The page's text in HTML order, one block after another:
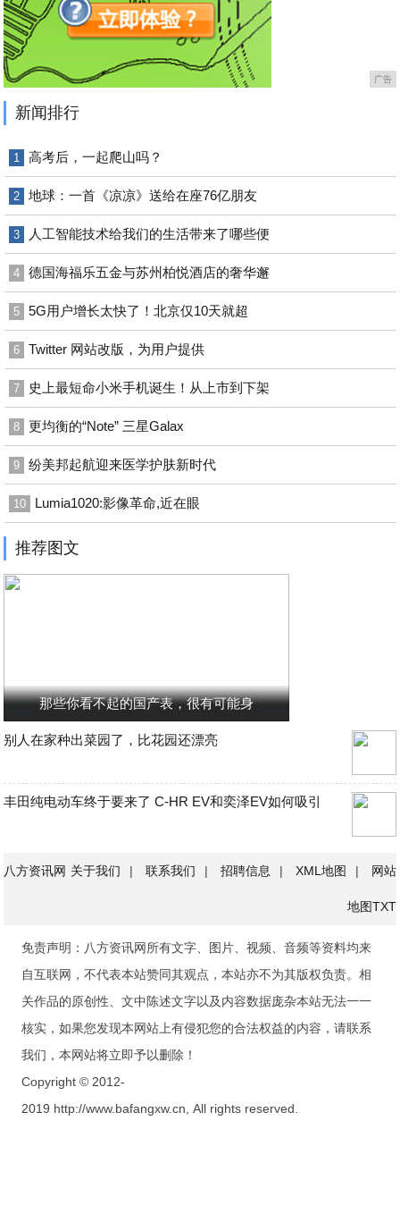
广告
新闻排行
1 高考后，一起爬山吗？
2 地球：一首《凉凉》送给在座76亿朋友
3 人工智能技术给我们的生活带来了哪些便
4 德国海福乐五金与苏州柏悦酒店的奢华邂
5 5G用户增长太快了！北京仅10天就超
6 Twitter 网站改版，为用户提供
7 史上最短命小米手机诞生！从上市到下架
8 更均衡的“Note” 三星Galax
9 纷美邦起航迎来医学护肤新时代
10 Lumia1020:影像革命,近在眼
推荐图文
那些你看不起的国产表，很有可能身
别人在家种出菜园了，比花园还漂亮
丰田纯电动车终于要来了 C-HR EV和奕泽EV如何吸引
八方资讯网 关于我们 | 联系我们 | 招聘信息 | XML地图 | 网站
地图TXT
免责声明：八方资讯网所有文字、图片、视频、音频等资料均来
自互联网，不代表本站赞同其观点，本站亦不为其版权负责。相
关作品的原创性、文中陈述文字以及内容数据庞杂本站无法一一
核实，如果您发现本网站上有侵犯您的合法权益的内容，请联系
我们，本网站将立即予以删除！
Copyright © 2012-
2019 http://www.bafangxw.cn, All rights reserved.